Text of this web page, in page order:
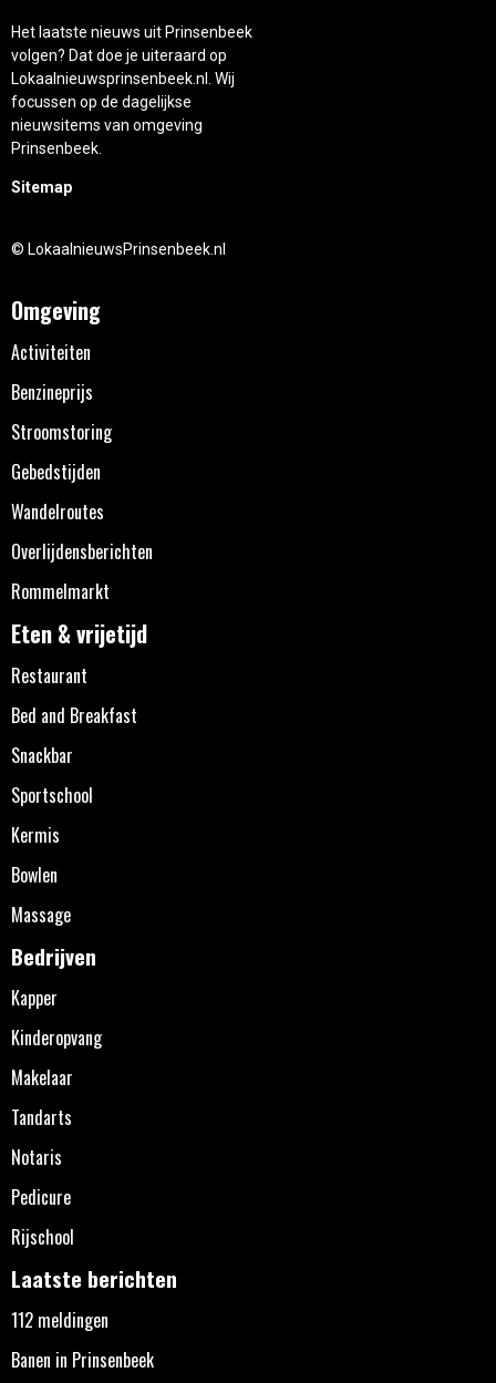
Het laatste nieuws uit Prinsenbeek
volgen? Dat doe je uiteraard op
Lokaalnieuwsprinsenbeek.nl. Wij
focussen op de dagelijkse
nieuwsitems van omgeving
Prinsenbeek.
Sitemap
© LokaalnieuwsPrinsenbeek.nl
Omgeving
Activiteiten
Benzineprijs
Stroomstoring
Gebedstijden
Wandelroutes
Overlijdensberichten
Rommelmarkt
Eten & vrijetijd
Restaurant
Bed and Breakfast
Snackbar
Sportschool
Kermis
Bowlen
Massage
Bedrijven
Kapper
Kinderopvang
Makelaar
Tandarts
Notaris
Pedicure
Rijschool
Laatste berichten
112 meldingen
Banen in Prinsenbeek